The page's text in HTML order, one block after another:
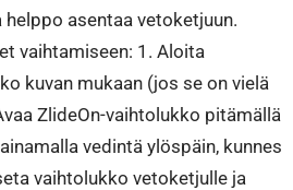
asentaa vetoketjuun.
vaihtamiseen: 1. Aloita
kuvan mukaan (jos se on vielä
ZlideOn-vaihtolukko pitämällä
vedintä ylöspäin, kunnes
vaihtolukko vetoketjulle ja